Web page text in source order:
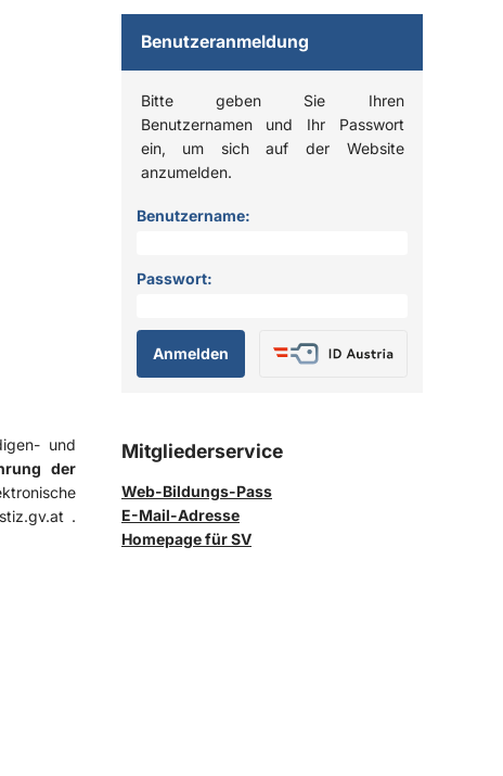
und
der
.
Benutzeranmeldung
Bitte geben Sie Ihren
Benutzernamen und Ihr Passwort
ein, um sich auf der Website
anzumelden.
Anmelden
Benutzername:
Passwort:
Mitgliederservice
Web-Bildungs-Pass
E-Mail-Adresse
Homepage für SV